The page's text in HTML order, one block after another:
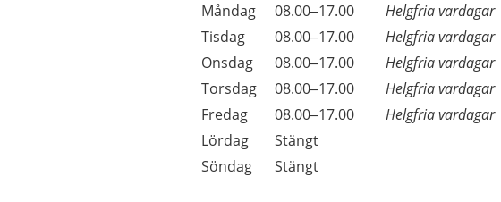
Dag
Öppettider
Kommentarer
Måndag 08.00–17.00
Helgfria vardagar
Tisdag
08.00–17.00
Helgfria vardagar
Onsdag
08.00–17.00
Helgfria vardagar
Torsdag
08.00–17.00
Helgfria vardagar
Fredag
08.00–17.00
Helgfria vardagar
Lördag
Stängt
Söndag
Stängt